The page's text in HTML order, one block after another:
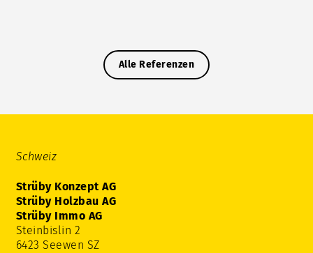
Alle Referenzen
Schweiz
Strüby Konzept AG
Strüby Holzbau AG
Strüby Immo AG
Steinbislin 2
6423 Seewen SZ